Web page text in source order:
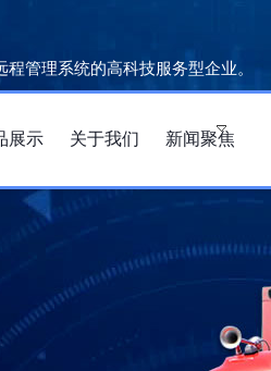
管理系统的高科技服务型企业。
展示 关于我们 新闻聚焦